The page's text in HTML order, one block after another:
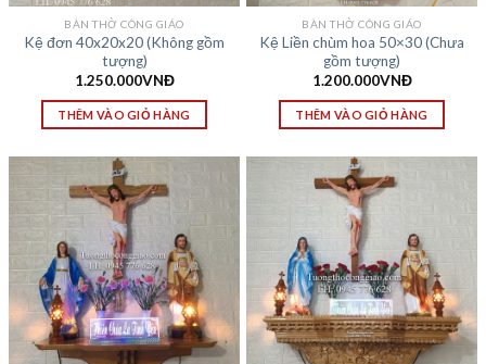
BÀN THỜ CÔNG GIÁO
Kệ đơn 40x20x20 (Không gồm
tượng)
1.250.000VNĐ
THÊM VÀO GIỎ HÀNG
BÀN THỜ CÔNG GIÁO
Kệ Liền chùm hoa 50×30 (Chưa
gồm tượng)
1.200.000VNĐ
THÊM VÀO GIỎ HÀNG